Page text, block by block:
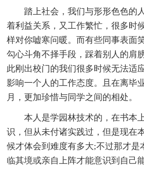
踏上社会，我们与形形色色的
着利益关系，又工作繁忙，很多时
样对你嘘寒问暖。而有些同事表面
勾心斗角不择手段，踩着别人的肩
此刚出校门的我们很多时候无法适
影响一个人的工作态度。且在离毕
月，更加珍惜与同学之间的相处。
本人是学园林技术的，在书本
识，但从未付诸实践过，但是现在
候才体会到难度有多大;不过那才是
临其境或亲自上阵才能意识到自己